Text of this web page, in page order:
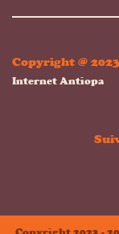
Copyright @
Internet Antiopa